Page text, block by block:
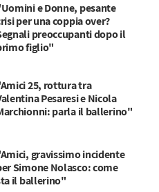
e Donne, pesante
per una coppia over?
preoccupanti dopo il
figlio"
25, rottura tra
Pesaresi e Nicola
parla il ballerino"
gravissimo incidente
Simone Nolasco: come
il ballerino"